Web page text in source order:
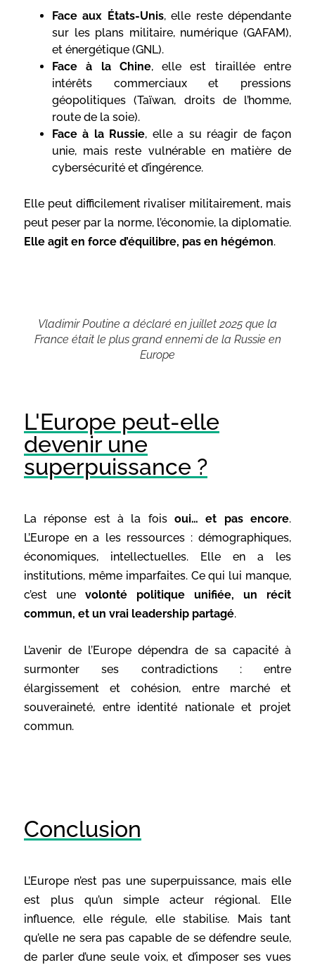
Face aux États-Unis, elle reste dépendante
sur les plans militaire, numérique (GAFAM),
et énergétique (GNL).
Face à la Chine, elle est tiraillée entre
intérêts commerciaux et pressions
géopolitiques (Taïwan, droits de l’homme,
route de la soie).
Face à la Russie, elle a su réagir de façon
unie, mais reste vulnérable en matière de
cybersécurité et d’ingérence.
Elle peut difficilement rivaliser militairement, mais
peut peser par la norme, l’économie, la diplomatie.
Elle agit en force d’équilibre, pas en hégémon.
Vladimir Poutine a déclaré en juillet 2025 que la
France était le plus grand ennemi de la Russie en
Europe
L'Europe peut-elle
devenir une
superpuissance ?
La réponse est à la fois oui… et pas encore.
L’Europe en a les ressources : démographiques,
économiques, intellectuelles. Elle en a les
institutions, même imparfaites. Ce qui lui manque,
c’est une volonté politique unifiée, un récit
commun, et un vrai leadership partagé.
L’avenir de l’Europe dépendra de sa capacité à
surmonter ses contradictions : entre
élargissement et cohésion, entre marché et
souveraineté, entre identité nationale et projet
commun.
Conclusion
L’Europe n’est pas une superpuissance, mais elle
est plus qu’un simple acteur régional. Elle
influence, elle régule, elle stabilise. Mais tant
qu’elle ne sera pas capable de se défendre seule,
de parler d’une seule voix, et d’imposer ses vues